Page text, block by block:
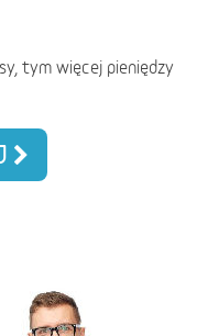
tym więcej pieniędzy